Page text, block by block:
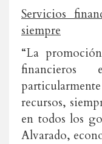
Servicios
siempre
“La
recursos,
en todos los
Alvarado,